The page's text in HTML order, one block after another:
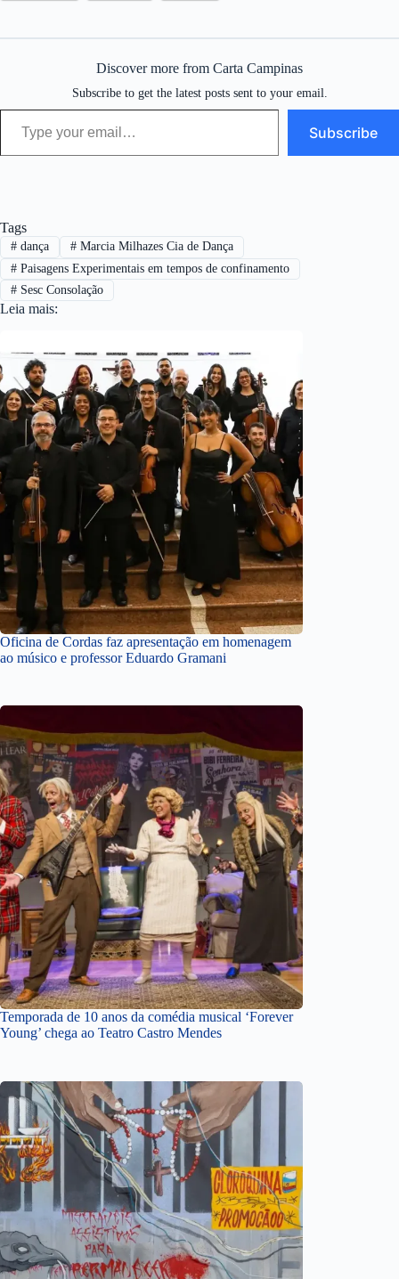
Discover more from Carta Campinas
Subscribe to get the latest posts sent to your email.
Type your email…
Subscribe
Tags
#dança #Marcia Milhazes Cia de Dança
#Paisagens Experimentais em tempos de confinamento
#Sesc Consolação
Leia mais:
Oficina de Cordas faz apresentação em homenagem
ao músico e professor Eduardo Gramani
Temporada de 10 anos da comédia musical ‘Forever
Young’ chega ao Teatro Castro Mendes